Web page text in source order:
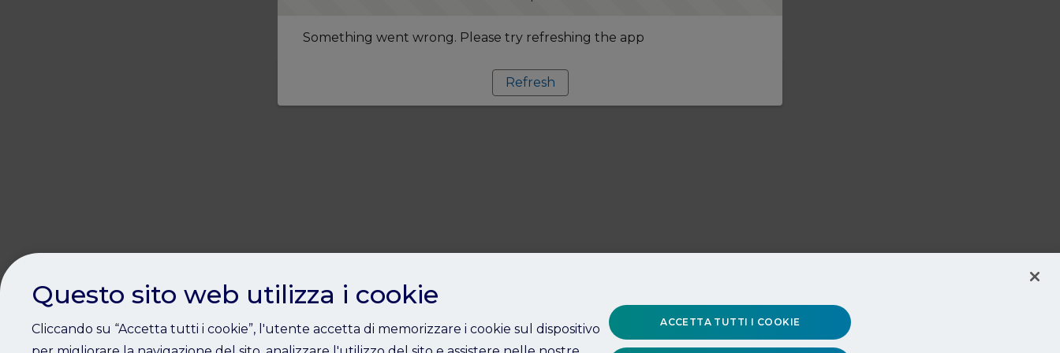
Something went wrong. Please try refreshing the app
Refresh
Questo sito web utilizza i cookie
Cliccando su “Accetta tutti i cookie”, l'utente accetta di memorizzare i cookie sul dispositivo
ACCETTA TUTTI I COOKIE